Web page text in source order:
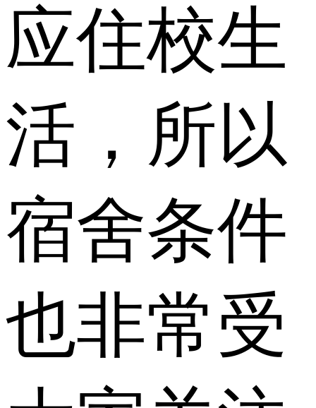
应住校生
活，所以
宿舍条件
也非常受